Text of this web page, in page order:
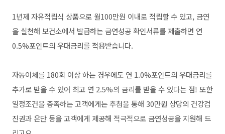
1년제 자유적립식 상품으로 월100만원 이내로 적립할 수 있고, 금연
을 실천해 보건소에서 발급하는 금연성공 확인서류를 제출하면 연
0.5%포인트의 우대금리를 적용받습니다.
자동이체를 180회 이상 하는 경우에도 연 1.0%포인트의 우대금리를
추가로 받을 수 있어 최고 연 2.5%의 금리를 받을 수 있다는 점! 또한
일정조건을 충족하는 고객에게는 추첨을 통해 30만원 상당의 건강검
진권과 은단 등을 고객에게 제공해 적극적으로 금연성공을 지원해 드